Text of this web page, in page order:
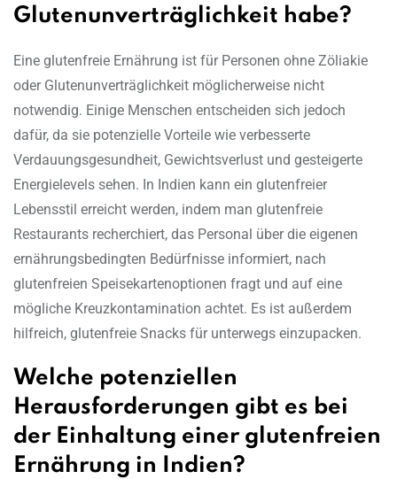
Glutenunverträglichkeit habe?
Eine glutenfreie Ernährung ist für Personen ohne Zöliakie
oder Glutenunverträglichkeit möglicherweise nicht
notwendig. Einige Menschen entscheiden sich jedoch
dafür, da sie potenzielle Vorteile wie verbesserte
Verdauungsgesundheit, Gewichtsverlust und gesteigerte
Energielevels sehen. In Indien kann ein glutenfreier
Lebensstil erreicht werden, indem man glutenfreie
Restaurants recherchiert, das Personal über die eigenen
ernährungsbedingten Bedürfnisse informiert, nach
glutenfreien Speisekartenoptionen fragt und auf eine
mögliche Kreuzkontamination achtet. Es ist außerdem
hilfreich, glutenfreie Snacks für unterwegs einzupacken.
Welche potenziellen
Herausforderungen gibt es bei
der Einhaltung einer glutenfreien
Ernährung in Indien?